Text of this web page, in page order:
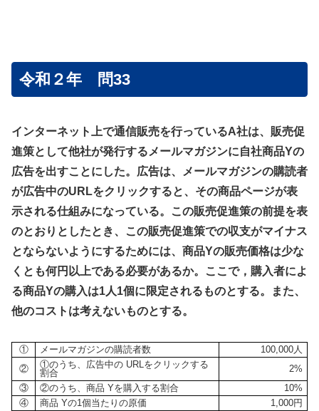
令和２年 問33
インターネット上で通信販売を行っているA社は、販売促
進策として他社が発行するメールマガジンに自社商品Yの
広告を出すことにした。広告は、メールマガジンの購読者
が広告中のURLをクリックすると、その商品ページが表
示される仕組みになっている。この販売促進策の前提を表
のとおりとしたとき、この販売促進策での収支がマイナス
とならないようにするためには、商品Yの販売価格は少な
くとも何円以上である必要があるか。ここで，購入者によ
る商品Yの購入は1人1個に限定されるものとする。また、
他のコストは考えないものとする。
① メールマガジンの購読者数
100,000人
②
①のうち、広告中の URLをクリックする
割合
2%
③
②のうち、商品 Yを購入する割合
10%
④
商品 Yの1個当たりの原価
1,000円